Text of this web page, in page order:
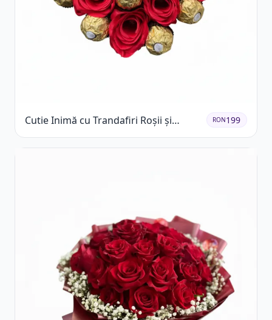
Cutie Inimă cu Trandafiri Roșii și
Ferrero Rocher
RON199